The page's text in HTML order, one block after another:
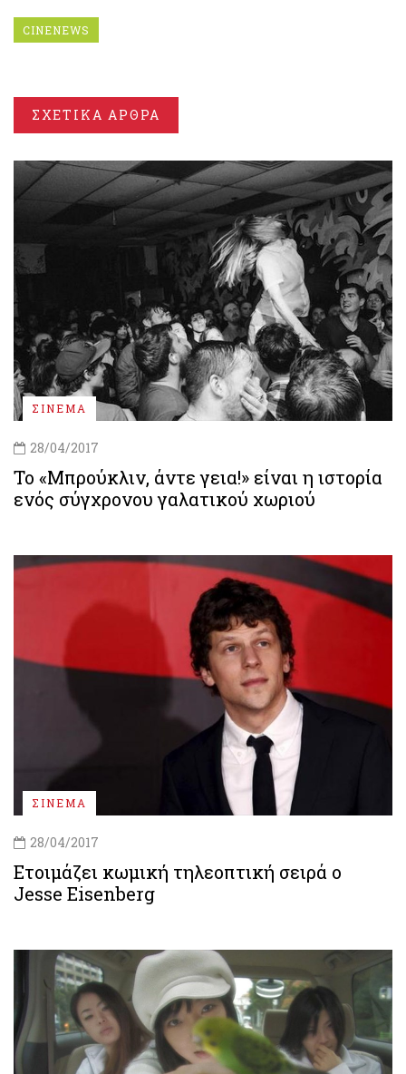
CINENEWS
ΣΧΕΤΙΚΑ ΑΡΘΡΑ
ΣΙΝΕΜΑ
28/04/2017
Το «Μπρούκλιν, άντε γεια!» είναι η ιστορία
ενός σύγχρονου γαλατικού χωριού
ΣΙΝΕΜΑ
28/04/2017
Ετοιμάζει κωμική τηλεοπτική σειρά ο
Jesse Eisenberg